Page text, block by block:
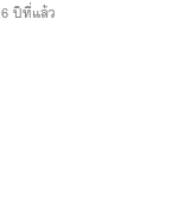
6 ปีที่แล้ว